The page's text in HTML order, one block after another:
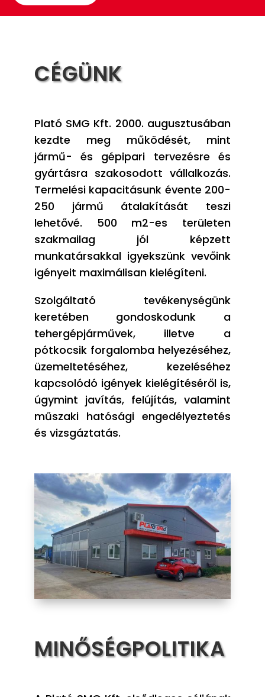
CÉGÜNK
Plató SMG Kft. 2000. augusztusában
kezdte meg működését, mint
jármű- és gépipari tervezésre és
gyártásra szakosodott vállalkozás.
Termelési kapacitásunk évente 200-
250 jármű átalakítását teszi
lehetővé. 500 m2-es területen
szakmailag jól képzett
munkatársakkal igyekszünk vevőink
igényeit maximálisan kielégíteni.
Szolgáltató tevékenységünk
keretében gondoskodunk a
tehergépjárművek, illetve a
pótkocsik forgalomba helyezéséhez,
üzemeltetéséhez, kezeléséhez
kapcsolódó igények kielégítéséről is,
úgymint javítás, felújítás, valamint
műszaki hatósági engedélyeztetés
és vizsgáztatás.
MINŐSÉGPOLITIKA